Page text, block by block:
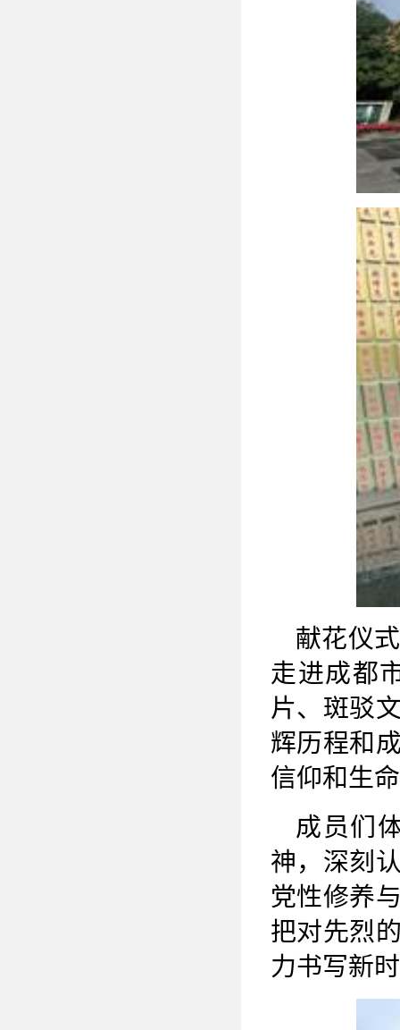
献花仪
走进成都
片、斑驳
辉历程和
信仰和生
成员们
神，深刻
党性修养
把对先烈
力书写新